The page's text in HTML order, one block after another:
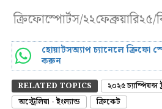
ক্রিফোস্পোর্টস/২২ফেব্রুয়ারি২৫/
হোয়াটসঅ্যাপ চ্যানেলে ক্রিফো
করুন
RELATED TOPICS ২০২৫ চ্যাম্পিয়ন্স
অস্ট্রেলিয়া - ইংল্যান্ড
ক্রিকেট